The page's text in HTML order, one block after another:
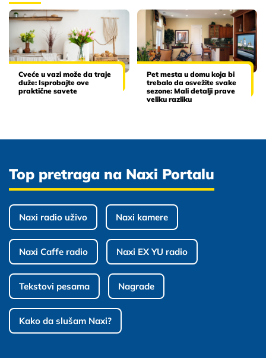
Cveće u vazi može da traje
duže: Isprobajte ove
praktične savete
Pet mesta u domu koja bi
trebalo da osvežite svake
sezone: Mali detalji prave
veliku razliku
Top pretraga na Naxi Portalu
Naxi radio uživo Naxi kamere
Naxi Caffe radio Naxi EX YU radio
Tekstovi pesama Nagrade
Kako da slušam Naxi?